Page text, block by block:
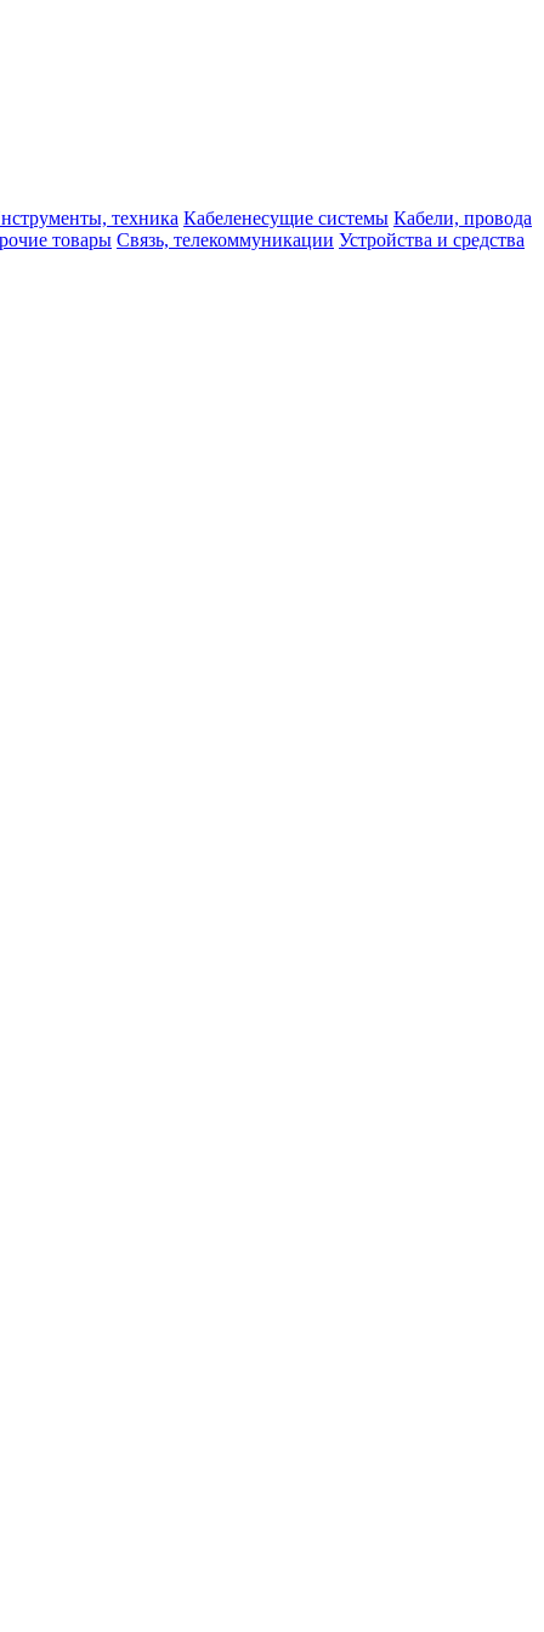
техника Кабеленесущие системы Кабели, провода
товары Связь, телекоммуникации Устройства и средства